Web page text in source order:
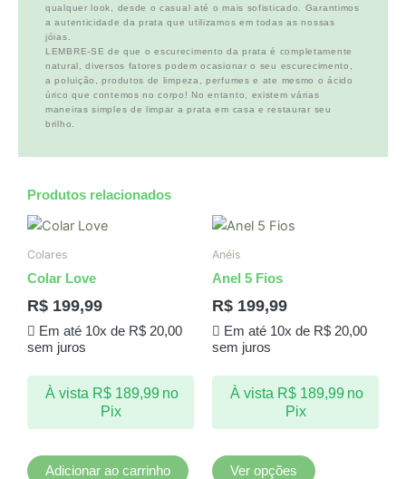
qualquer look, desde o casual até o mais sofisticado. Garantimos
a autenticidade da prata que utilizamos em todas as nossas
jóias.
LEMBRE-SE de que o escurecimento da prata é completamente
natural, diversos fatores podem ocasionar o seu escurecimento,
a poluição, produtos de limpeza, perfumes e ate mesmo o ácido
úrico que contemos no corpo! No entanto, existem várias
maneiras simples de limpar a prata em casa e restaurar seu
brilho.
Produtos relacionados
Colares
Colar Love
R$ 199,99
Em até 10x de R$20,00
sem juros
À vista R$189,99 no
Pix
Adicionar ao carrinho
Anéis
Anel 5 Fios
R$ 199,99
Em até 10x de R$20,00
sem juros
À vista R$189,99 no
Pix
Ver opções
As
podem
ser
página